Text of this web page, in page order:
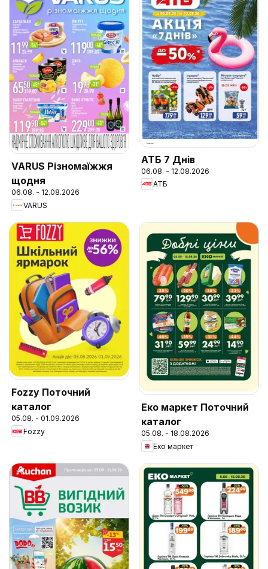
VARUS Різномаїжжя
щодня
06.08. - 12.08.2026
VARUS
АТБ 7 Днів
06.08. - 12.08.2026
АТБ
Fozzy Поточний
каталог
05.08. - 01.09.2026
Fozzy
Еко маркет Поточний
каталог
05.08. - 18.08.2026
Еко маркет